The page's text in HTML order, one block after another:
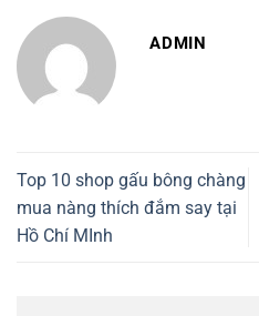
ADMIN
Top 10 shop gấu bông chàng
mua nàng thích đắm say tại
Hồ Chí MInh